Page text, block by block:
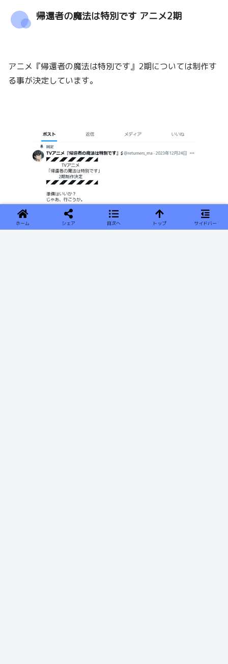
帰還者の魔法は特別です アニメ2期
アニメ『帰還者の魔法は特別です』2期については制作す
る事が決定しています。
ホーム シェア 目次へ トップ サイドバー